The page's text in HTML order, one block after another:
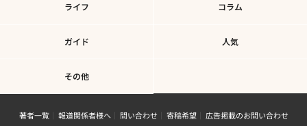
ライフ コラム
ガイド 人気
その他
著者一覧 報道関係者様へ 問い合わせ 寄稿希望
広告掲載のお問い合わせ